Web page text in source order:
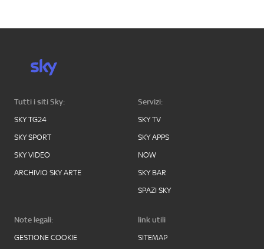
Tutti i siti Sky:
SKY TG24
SKY SPORT
SKY VIDEO
ARCHIVIO SKY ARTE
Servizi:
SKY TV
SKY APPS
NOW
SKY BAR
SPAZI SKY
Note legali:
GESTIONE COOKIE
link utili
SITEMAP